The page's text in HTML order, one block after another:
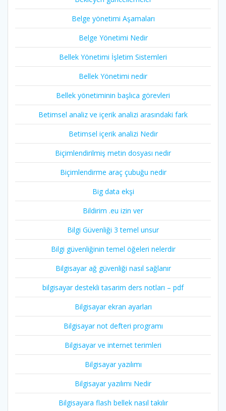
Belge yönetimi Aşamaları
Belge Yönetimi Nedir
Bellek Yönetimi İşletim Sistemleri
Bellek Yönetimi nedir
Bellek yönetiminin başlıca görevleri
Betimsel analiz ve içerik analizi arasındaki fark
Betimsel içerik analizi Nedir
Biçimlendirilmiş metin dosyası nedir
Biçimlendirme araç çubuğu nedir
Big data ekşi
Bildirim .eu izin ver
Bilgi Güvenliği 3 temel unsur
Bilgi güvenliğinin temel öğeleri nelerdir
Bilgisayar ağ güvenliği nasıl sağlanır
bilgisayar destekli tasarim ders notları – pdf
Bilgisayar ekran ayarları
Bilgisayar not defteri programı
Bilgisayar ve internet terimleri
Bilgisayar yazılımı
Bilgisayar yazılımı Nedir
Bilgisayara flash bellek nasıl takılır